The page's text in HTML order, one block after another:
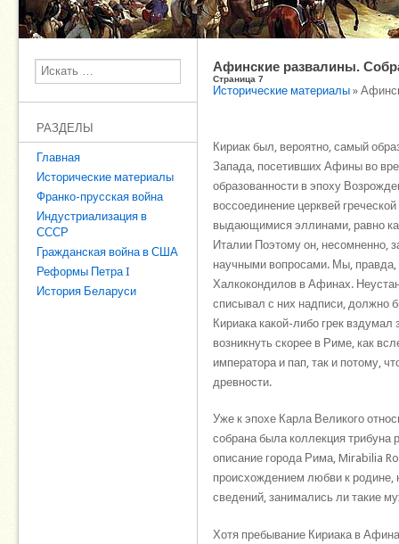
Поиск
РАЗДЕЛЫ
Главная
Исторические материалы
Франко-прусская война
Индустриализация в
СССР
Гражданская война в США
Реформы Петра I
История Беларуси
Афинские развалины.
Страница 7
Исторические материалы »
Кириак был, вероятно, самый
Запада, посетивших Афины во
образованности в эпоху
воссоединение церквей
выдающимися эллинами, равно
Италии Поэтому он, несомненно,
научными вопросами. Мы, правда,
Халкокондилов в Афинах.
списывал с них надписи, должно
Кириака какой-либо грек
возникнуть скорее в Риме, как
императора и пап, так и потому,
древности.
Уже к эпохе Карла Великого
собрана была коллекция трибуна
описание города Рима, Mirabilia
происхождением любви к родине,
сведений, занимались ли такие
Хотя пребывание Кириака в